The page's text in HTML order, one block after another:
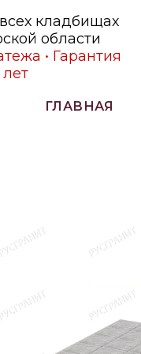
кладбищах
области
• Гарантия
ГЛАВНАЯ